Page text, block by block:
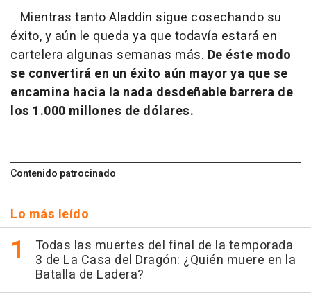
Mientras tanto Aladdin sigue cosechando su
éxito, y aún le queda ya que todavía estará en
cartelera algunas semanas más. De éste modo
se convertirá en un éxito aún mayor ya que se
encamina hacia la nada desdeñable barrera de
los 1.000 millones de dólares.
Contenido patrocinado
Lo más leído
Todas las muertes del final de la temporada
3 de La Casa del Dragón: ¿Quién muere en la
Batalla de Ladera?